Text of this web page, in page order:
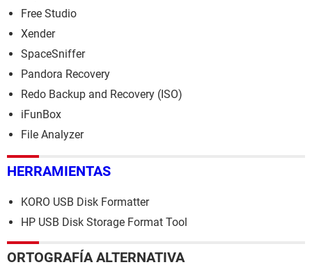
Free Studio
Xender
SpaceSniffer
Pandora Recovery
Redo Backup and Recovery (ISO)
iFunBox
File Analyzer
HERRAMIENTAS
KORO USB Disk Formatter
HP USB Disk Storage Format Tool
ORTOGRAFÍA ALTERNATIVA